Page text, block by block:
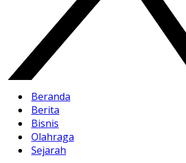
Beranda
Berita
Bisnis
Olahraga
Sejarah